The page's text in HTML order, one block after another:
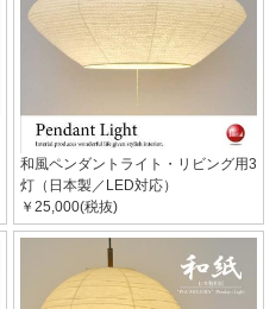
和風ペンダントライト・リビング用3
灯（日本製／LED対応）
￥25,000(税抜)